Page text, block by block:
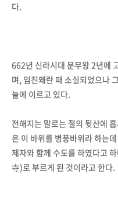
다.
662년 신라시대 문무왕 2년에
며, 임진왜란 때 소실되었으나
늘에 이르고 있다.
전해지는 말로는 절의 뒷산에
은 이 바위를 병풍바위라 하는
제자와 함께 수도를 하였다고
寺)로 부르게 된 것이라고 한다.